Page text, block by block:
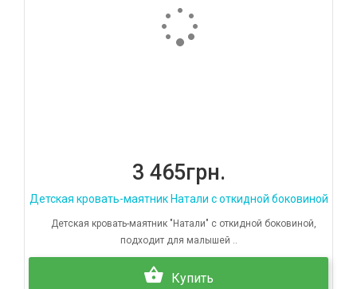
3 465грн.
Детская кровать-маятник Натали с откидной боковиной
Детская кровать-маятник "Натали" с откидной боковиной,
подходит для малышей ..
Купить